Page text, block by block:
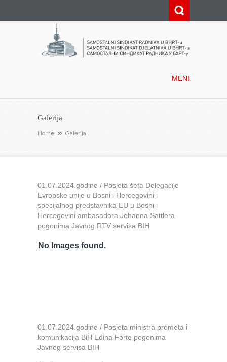
MENI
Galerija
Home Galerija
01.07.2024.godine / Posjeta šefa Delegacije
Evropske unije u Bosni i Hercegovini i
specijalnog predstavnika EU u Bosni i
Hercegovini ambasadora Johanna Sattlera
pogonima Javnog RTV servisa BIH
No Images found.
01.07.2024.godine / Posjeta ministra prometa i
komunikacija BiH Edina Forte pogonima
Javnog servisa BIH